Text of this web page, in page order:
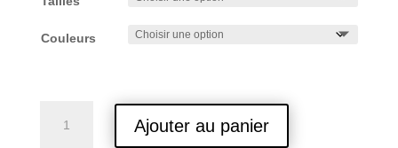
Couleurs
Ajouter au panier